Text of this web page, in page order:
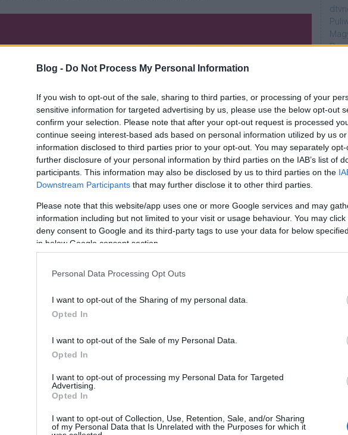
Blog - Do Not Process My Personal Information
If you wish to opt-out of the sale, sharing to third parties, or processing of your
sensitive information for targeted advertising by us, please use the below opt-out
confirm your selection. Please note that after your opt-out request is processed
continue seeing interest-based ads based on personal information utilized by us
information disclosed to third parties prior to your opt-out. You may separately
further disclosure of your personal information by third parties on the IAB’s list of
participants. This information may also be disclosed by us to third parties on the
Downstream Participants that may further disclose it to other third parties.
Please note that this website/app uses one or more Google services and may
information including but not limited to your visit or usage behaviour. You may
deny consent to Google and its third-party tags to use your data for below
in below Google consent section.
Personal Data Processing Opt Outs
I want to opt-out of the Sharing of my personal data.
Opted In
I want to opt-out of the Sale of my Personal Data.
Opted In
I want to opt-out of processing my Personal Data for Targeted
Advertising.
Opted In
I want to opt-out of Collection, Use, Retention, Sale, and/or Sharing
of my Personal Data that Is Unrelated with the Purposes for which it
vágyó közönséget azonban nem igazán sikerült meghódítania a
csak hat kisebb és közepes szolgáltató kínálatában lett elérhető. A
vállalat pedig úgy döntött, idén nyáron megszünteti a sugárzását -
Romance TV műsorát július 31-ig élvezhetik a nézők.
megszűnés tévécsatorna tévéadók romantikus sorozatok
Doktor Murphy (The Good
ajánló
AMC
AXN
A
A
A
A